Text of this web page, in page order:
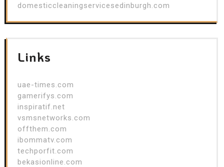
domesticcleaningservicesedinburgh.com
Links
uae-times.com
gamerifys.com
inspiratif.net
vsmsnetworks.com
offthem.com
ibommatv.com
techporfit.com
bekasionline.com